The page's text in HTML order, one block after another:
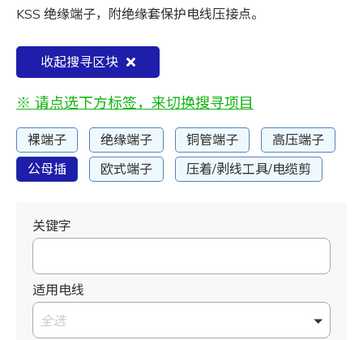
KSS 绝缘端子，附绝缘套保护电线压接点。
收起搜寻区块
※ 请点选下方标签，来切换搜寻项目
裸端子 绝缘端子 铜管端子
高压端子
公母插
欧式端子 压着/剥线工具/电缆剪
关键字
适用电线
全选